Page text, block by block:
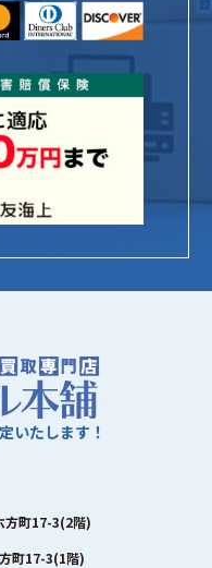
いたします！
方町17-3(2階)
町17-3(1階)